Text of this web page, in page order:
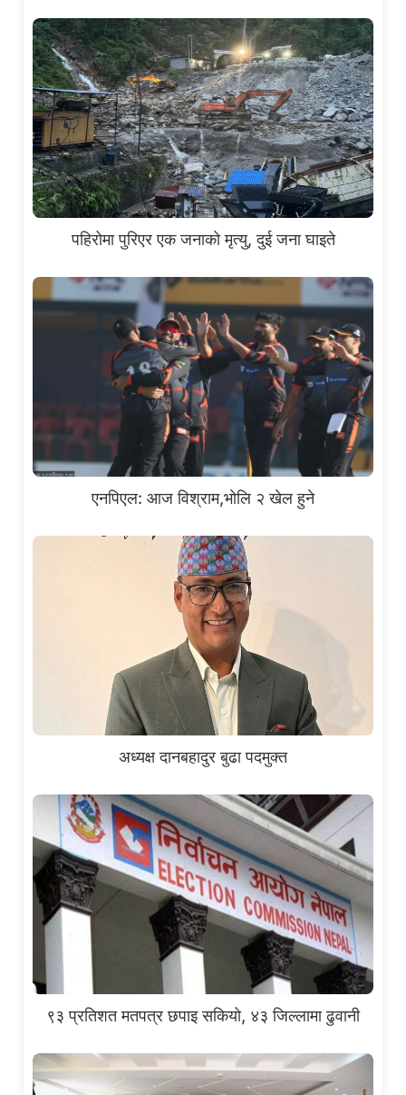
पहिरोमा पुरिएर एक जनाको मृत्यु, दुई जना घाइते
एनपिएल: आज विश्राम,भोलि २ खेल हुने
अध्यक्ष दानबहादुर बुढा पदमुक्त
९३ प्रतिशत मतपत्र छपाइ सकियो, ४३ जिल्लामा ढुवानी